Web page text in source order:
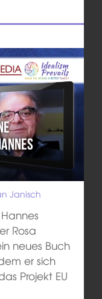
Janisch
Rosa
neues Buch
er sich
Projekt EU